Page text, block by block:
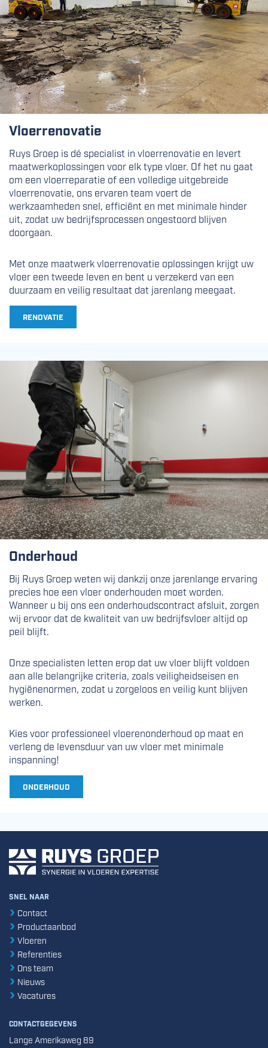
Vloerrenovatie
Ruys Groep is dé specialist in vloerrenovatie en levert
maatwerkoplossingen voor elk type vloer. Of het nu gaat
om een vloerreparatie of een volledige uitgebreide
vloerrenovatie, ons ervaren team voert de
werkzaamheden snel, efficiënt en met minimale hinder
uit, zodat uw bedrijfsprocessen ongestoord blijven
doorgaan.
Met onze maatwerk vloerrenovatie oplossingen krijgt uw
vloer een tweede leven en bent u verzekerd van een
duurzaam en veilig resultaat dat jarenlang meegaat.
RENOVATIE
Onderhoud
Bij Ruys Groep weten wij dankzij onze jarenlange ervaring
precies hoe een vloer onderhouden moet worden.
Wanneer u bij ons een onderhoudscontract afsluit, zorgen
wij ervoor dat de kwaliteit van uw bedrijfsvloer altijd op
peil blijft.
Onze specialisten letten erop dat uw vloer blijft voldoen
aan alle belangrijke criteria, zoals veiligheidseisen en
hygiënenormen, zodat u zorgeloos en veilig kunt blijven
werken.
Kies voor professioneel vloerenonderhoud op maat en
verleng de levensduur van uw vloer met minimale
inspanning!
ONDERHOUD
SNEL NAAR
Contact
Productaanbod
Vloeren
Referenties
Ons team
Nieuws
Vacatures
CONTACTGEGEVENS
Lange Amerikaweg 89